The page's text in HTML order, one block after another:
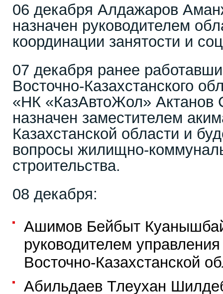
06 декабря Алдажаров
назначен руководителем
координации занятости и
07 декабря ранее
Восточно-Казахстанского
«НК «КазАвтоЖол» Актанов
назначен заместителем
Казахстанской области и
вопросы жилищно-
строительства.
08 декабря:
Ашимов Бейбыт
руководителем
Восточно-Казахстанской
Абильдаев Тлеухан